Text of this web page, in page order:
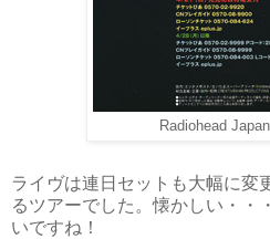
Radiohead
ライヴは連日セットも大幅に変
るツアーでした。懐かしい・・
いですね！